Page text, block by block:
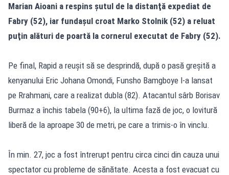
Marian Aioani a respins şutul de la distanţă expediat de
Fabry (52), iar fundaşul croat Marko Stolnik (52) a reluat
puţin alături de poartă la cornerul executat de Fabry (52).
Pe final, Rapid a reuşit să se desprindă, după o pasă greşită a
kenyanului Eric Johana Omondi, Funsho Bamgboye l-a lansat
pe Rrahmani, care a realizat dubla (82). Atacantul sârb Borisav
Burmaz a închis tabela (90+6), la ultima fază de joc, o lovitură
liberă de la aproape 30 de metri, pe care a trimis-o în vinclu.
În min. 27, joc a fost întrerupt pentru circa cinci din cauza unui
spectator cu probleme de sănătate. Acesta a fost evacuat cu